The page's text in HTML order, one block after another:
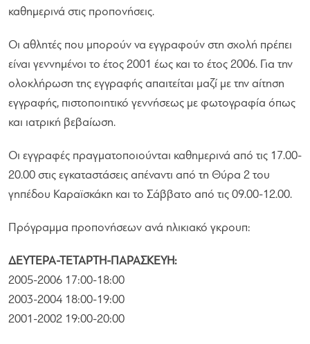
καθημερινά στις προπονήσεις.
Οι αθλητές που μπορούν να εγγραφούν στη σχολή πρέπει
είναι γεννημένοι το έτος 2001 έως και το έτος 2006. Για την
ολοκλήρωση της εγγραφής απαιτείται μαζί με την αίτηση
εγγραφής, πιστοποιητικό γεννήσεως με φωτογραφία όπως
και ιατρική βεβαίωση.
Οι εγγραφές πραγματοποιούνται καθημερινά από τις 17.00-
20.00 στις εγκαταστάσεις απέναντι από τη Θύρα 2 του
γηπέδου Καραϊσκάκη και το Σάββατο από τις 09.00-12.00.
Πρόγραμμα προπονήσεων ανά ηλικιακό γκρουπ:
ΔΕΥΤΕΡΑ-ΤΕΤΑΡΤΗ-ΠΑΡΑΣΚΕΥΗ:
2005-2006 17:00-18:00
2003-2004 18:00-19:00
2001-2002 19:00-20:00